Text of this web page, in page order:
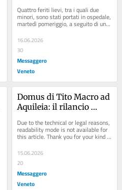
Quattro feriti lievi, tra i quali due
minori, sono stati portati in ospedale,
martedì pomeriggio, a seguito di uno
scontro fra due auto avvenuto...
16.06.2026
30
Messaggero
Veneto
Domus di Tito Macro ad
Aquileia: il rilancio
restauro
Due to the technical or legal reasons,
readability mode is not available for
this article. Thank you for your kind
15.06.2026
20
Messaggero
Veneto